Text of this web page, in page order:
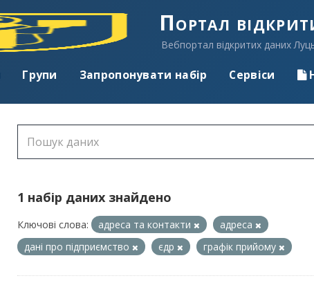
Портал
Вебпортал відкритих даних
Групи Запропонувати набір Сервіси
1 набір даних знайдено
Ключові слова: адреса та контакти
адреса
дані про підприємство
єдр графік прийому